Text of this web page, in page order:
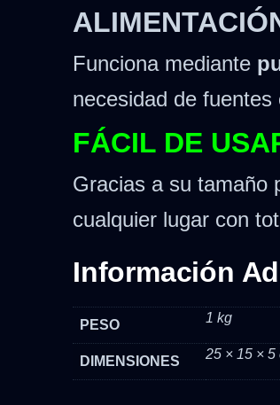
Funciona mediante
necesidad de
FÁCIL DE
Gracias a su tamaño
cualquier lugar con
Información
PESO 1 kg
DIMENSIONES 25 × 15 × 5